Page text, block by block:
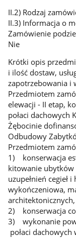
II.2) Rodzaj
II.3) Informacja o
Zamówienie
Nie
Krótki opis
i ilość dostaw,
zapotrzebowania i
Przedmiotem
elewacji - II etap,
połaci dachowych
Żębocinie
Odbudowy
Przedmiotem
1) konserwacja
kitowanie ubytków
uzupełnień cegieł
wykończeniowa,
architektonicznych,
2) konserwacja
3) wykonanie
połaci